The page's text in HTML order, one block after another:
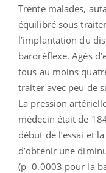
Trente malades,
équilibré sous
l’implantation du
baroréflexe. Agés
tous au moins
traiter avec peu de
La pression
médecin était de
début de l’essai et
d’obtenir une
(p=0.0003 pour la